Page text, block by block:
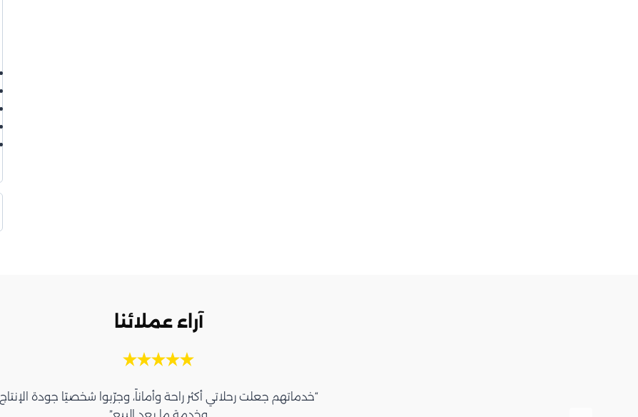
آراء عملائنا
“خدماتهم جعلت رحلاتي أكثر راحة وأماناً، وجرّبوا شخصيًا جودة الإنتاج
وخدمة ما بعد البيع”